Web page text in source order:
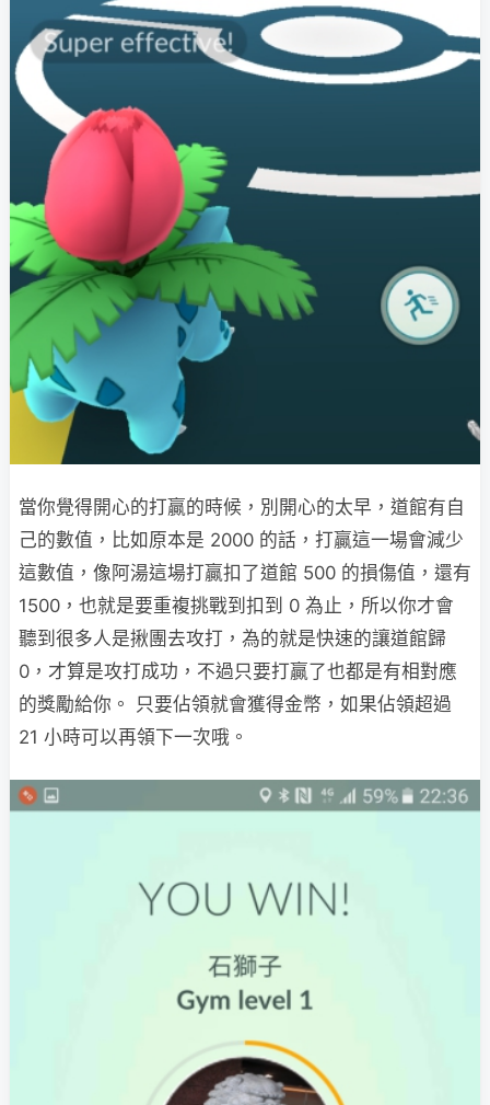
當你覺得開心的打贏的時候，別開心的太早，道館有自
己的數值，比如原本是 2000 的話，打贏這一場會減少
這數值，像阿湯這場打贏扣了道館 500 的損傷值，還有
1500，也就是要重複挑戰到扣到 0 為止，所以你才會
聽到很多人是揪團去攻打，為的就是快速的讓道館歸
0，才算是攻打成功，不過只要打贏了也都是有相對應
的獎勵給你。 只要佔領就會獲得金幣，如果佔領超過
21 小時可以再領下一次哦。